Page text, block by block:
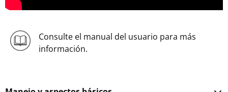
Consulte el manual del usuario para más
información.